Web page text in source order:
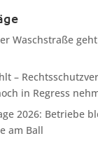
Waschstraße
–
in Regress
2026: Betriebe
am Ball